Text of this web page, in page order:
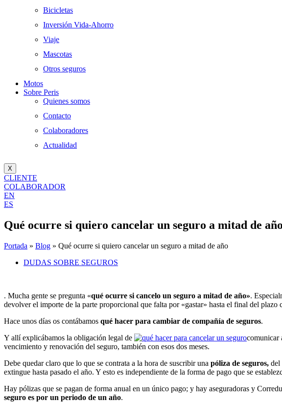
Bicicletas
Inversión Vida-Ahorro
Viaje
Mascotas
Otros seguros
Motos
Sobre Peris
Quienes somos
Contacto
Colaboradores
Actualidad
X
CLIENTE
COLABORADOR
EN
ES
Qué ocurre si quiero cancelar un seguro a mitad de año
Portada » Blog » Qué ocurre si quiero cancelar un seguro a mitad de año
DUDAS SOBRE SEGUROS
. Mucha gente se pregunta «qué ocurre si cancelo un seguro a mitad de año».
devolver el importe de la parte proporcional que falta por «gastar» hasta el final del plazo
Hace unos días os contábamos qué hacer para cambiar de compañía de seguros.
Y allí explicábamos la obligación legal de
comunicar
vencimiento y renovación del seguro, también con esos dos meses.
Debe quedar claro que lo que se contrata a la hora de suscribir una póliza de seguros, del
extingue hasta pasado el año. Y esto es independiente de la forma de pago que se
Hay pólizas que se pagan de forma anual en un único pago; y hay aseguradoras y
seguro es por un periodo de un año.